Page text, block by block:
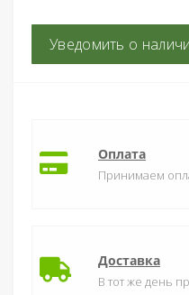
Уведомить о
Оплата
Принимаем
Доставка
В тот же день